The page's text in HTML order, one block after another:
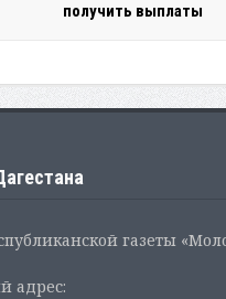
получить выплаты
газеты
адрес: